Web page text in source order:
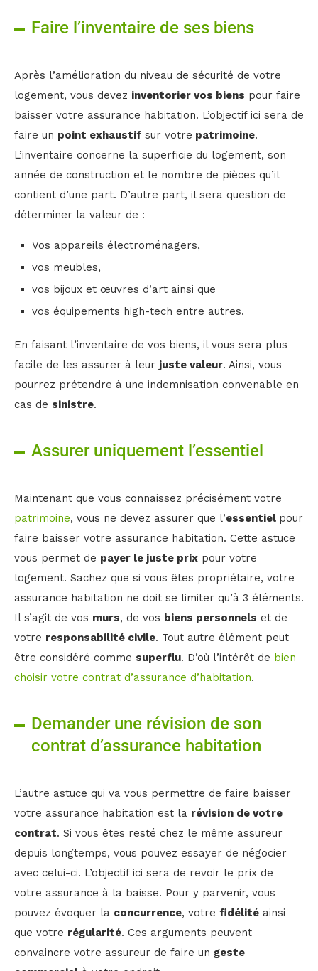
Faire l’inventaire de ses biens
Après l’amélioration du niveau de sécurité de votre
logement, vous devez inventorier vos biens pour faire
baisser votre assurance habitation. L’objectif ici sera de
faire un point exhaustif sur votre patrimoine.
L’inventaire concerne la superficie du logement, son
année de construction et le nombre de pièces qu’il
contient d’une part. D’autre part, il sera question de
déterminer la valeur de :
Vos appareils électroménagers,
vos meubles,
vos bijoux et œuvres d’art ainsi que
vos équipements high-tech entre autres.
En faisant l’inventaire de vos biens, il vous sera plus
facile de les assurer à leur juste valeur. Ainsi, vous
pourrez prétendre à une indemnisation convenable en
cas de sinistre.
Assurer uniquement l’essentiel
Maintenant que vous connaissez précisément votre
patrimoine, vous ne devez assurer que l’essentiel pour
faire baisser votre assurance habitation. Cette astuce
vous permet de payer le juste prix pour votre
logement. Sachez que si vous êtes propriétaire, votre
assurance habitation ne doit se limiter qu’à 3 éléments.
Il s’agit de vos murs, de vos biens personnels et de
votre responsabilité civile. Tout autre élément peut
être considéré comme superflu. D’où l’intérêt de bien
choisir votre contrat d’assurance d’habitation.
Demander une révision de son
contrat d’assurance habitation
L’autre astuce qui va vous permettre de faire baisser
votre assurance habitation est la révision de votre
contrat. Si vous êtes resté chez le même assureur
depuis longtemps, vous pouvez essayer de négocier
avec celui-ci. L’objectif ici sera de revoir le prix de
votre assurance à la baisse. Pour y parvenir, vous
pouvez évoquer la concurrence, votre fidélité ainsi
que votre régularité. Ces arguments peuvent
convaincre votre assureur de faire un geste